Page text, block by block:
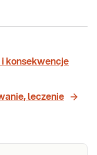
i konsekwencje
leczenie